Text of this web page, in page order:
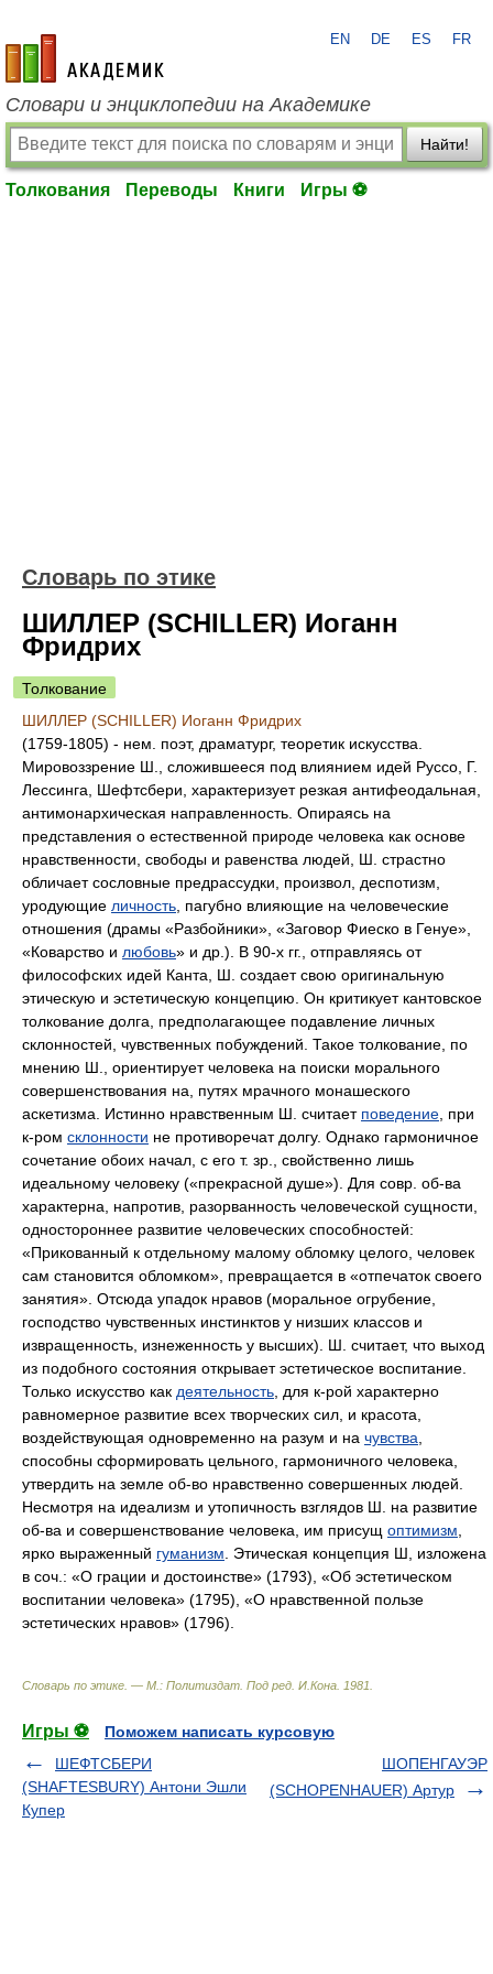
academic.ru
EN DE ES FR
Словари и энциклопедии на Академике
Найти!
Толкования Переводы Книги Игры ⚽
Словарь по этике
ШИЛЛЕР (SCHILLER) Иоганн
Фридрих
Толкование
ШИЛЛЕР (SCHILLER) Иоганн Фридрих
(1759-1805) - нем. поэт, драматург, теоретик искусства.
Мировоззрение Ш., сложившееся под влиянием идей Руссо, Г.
Лессинга, Шефтсбери, характеризует резкая антифеодальная,
антимонархическая направленность. Опираясь на
представления о естественной природе человека как основе
нравственности, свободы и равенства людей, Ш. страстно
обличает сословные предрассудки, произвол, деспотизм,
уродующие личность , пагубно влияющие на человеческие
отношения (драмы «Разбойники», «Заговор Фиеско в Генуе»,
«Коварство и любовь» и др.). В 90-х гг., отправляясь от
философских идей Канта, Ш. создает свою оригинальную
этическую и эстетическую концепцию. Он критикует кантовское
толкование долга, предполагающее подавление личных
склонностей, чувственных побуждений. Такое толкование, по
мнению Ш., ориентирует человека на поиски морального
совершенствования на, путях мрачного монашеского
аскетизма. Истинно нравственным Ш. считает поведение , при
к-ром склонности не противоречат долгу. Однако гармоничное
сочетание обоих начал, с его т. зр., свойственно лишь
идеальному человеку («прекрасной душе»). Для совр. об-ва
характерна, напротив, разорванность человеческой сущности,
одностороннее развитие человеческих способностей:
«Прикованный к отдельному малому обломку целого, человек
сам становится обломком», превращается в «отпечаток своего
занятия». Отсюда упадок нравов (моральное огрубение,
господство чувственных инстинктов у низших классов и
извращенность, изнеженность у высших). Ш. считает, что выход
из подобного состояния открывает эстетическое воспитание.
Только искусство как деятельность , для к-рой характерно
равномерное развитие всех творческих сил, и красота,
воздействующая одновременно на разум и на чувства
способны сформировать цельного, гармоничного человека,
утвердить на земле об-во нравственно совершенных людей.
Несмотря на идеализм и утопичность взглядов Ш. на развитие
об-ва и совершенствование человека, им присущ оптимизм
ярко выраженный гуманизм . Этическая концепция Ш, изложена
в соч.: «О грации и достоинстве» (1793), «Об эстетическом
воспитании человека» (1795), «О нравственной пользе
эстетических нравов» (1796).
Словарь по этике. — М.: Политиздат Под ред. И.Кона 1981
Игры ⚽
Поможем написать курсовую
ШЕФТСБЕРИ
(SHAFTESBURY) Антони Эшли
Купер
ШОПЕНГАУЭР
(SCHOPENHAUER) Артур